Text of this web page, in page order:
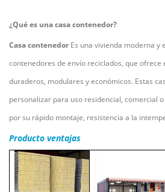
¿Qué es una casa contenedor?
Casa contenedor Es una vivienda moderna y
contenedores de envío reciclados, que ofrece
duraderos, modulares y económicos. Estas
personalizar para uso residencial, comercial
por su rápido montaje, resistencia a la
Producto ventajas